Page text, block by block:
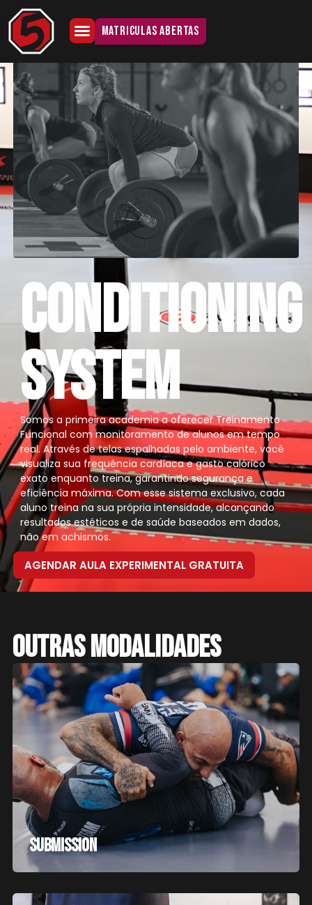
MATRICULAS ABERTAS
CONDITIONING
SYSTEM
Somos a primeira academia a oferecer Treinamento
Funcional com monitoramento de alunos em tempo
real. Através de telas espalhadas pelo ambiente, você
visualiza sua frequência cardíaca e gasto calórico
exato enquanto treina, garantindo segurança e
eficiência máxima. Com esse sistema exclusivo, cada
aluno treina na sua própria intensidade, alcançando
resultados estéticos e de saúde baseados em dados,
não em achismos.
AGENDAR AULA EXPERIMENTAL GRATUITA
Outras modalidades
Submission